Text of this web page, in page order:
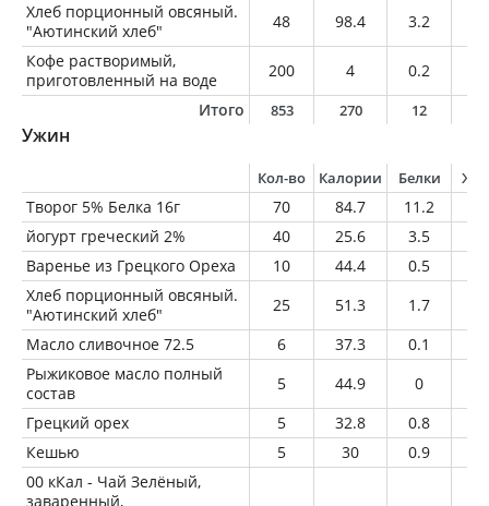
Хлеб порционный овсяный.
"Аютинский хлеб"
48 98.4 3.2
Кофе растворимый,
приготовленный на воде
200 4 0.2
Итого
853 270 12
Ужин
Кол-во Калории Белки
Творог 5% Белка 16г 70 84.7 11.2
йогурт греческий 2%
40 25.6 3.5
Варенье из Грецкого Ореха
10 44.4 0.5
Хлеб порционный овсяный.
"Аютинский хлеб"
25 51.3 1.7
Масло сливочное 72.5
6 37.3 0.1
Рыжиковое масло полный
состав
5 44.9 0
Грецкий орех
5 32.8 0.8
Кешью
5 30 0.9
00 кКал - Чай Зелёный,
заваренный,